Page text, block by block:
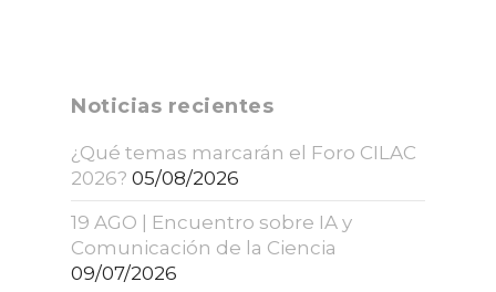
Noticias recientes
¿Qué temas marcarán el Foro CILAC
2026? 05/08/2026
19 AGO | Encuentro sobre IA y
Comunicación de la Ciencia
09/07/2026